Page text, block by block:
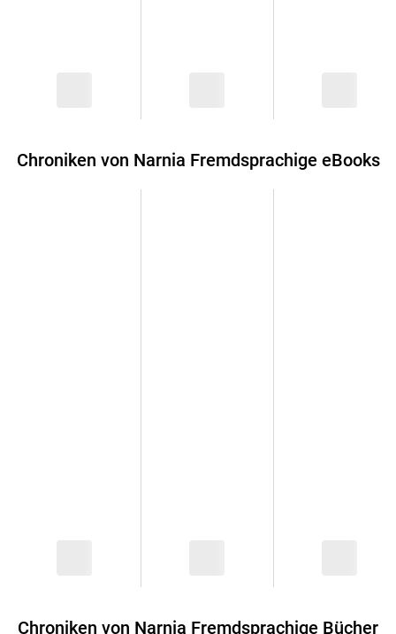
Chroniken von Narnia Fremdsprachige eBooks
Chroniken von Narnia Fremdsprachige Bücher